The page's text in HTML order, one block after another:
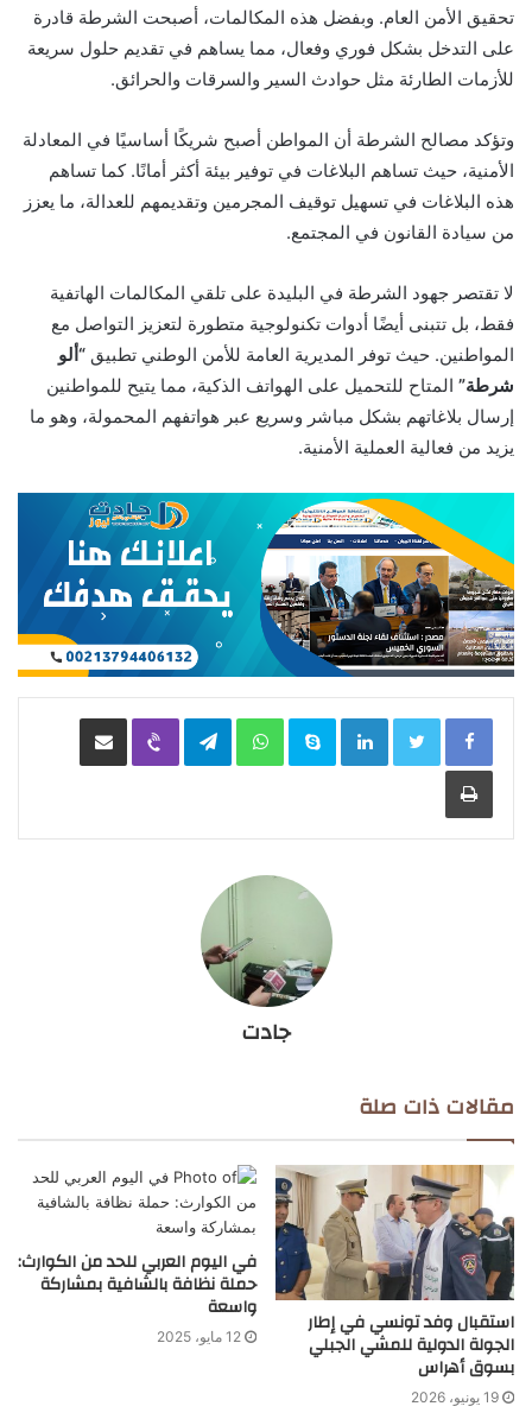
تحقيق الأمن العام. وبفضل هذه المكالمات، أصبحت الشرطة قادرة
على التدخل بشكل فوري وفعال، مما يساهم في تقديم حلول سريعة
للأزمات الطارئة مثل حوادث السير والسرقات والحرائق.
وتؤكد مصالح الشرطة أن المواطن أصبح شريكًا أساسيًا في المعادلة
الأمنية، حيث تساهم البلاغات في توفير بيئة أكثر أمانًا. كما تساهم
هذه البلاغات في تسهيل توقيف المجرمين وتقديمهم للعدالة، ما يعزز
من سيادة القانون في المجتمع.
لا تقتصر جهود الشرطة في البليدة على تلقي المكالمات الهاتفية
فقط، بل تتبنى أيضًا أدوات تكنولوجية متطورة لتعزيز التواصل مع
المواطنين. حيث توفر المديرية العامة للأمن الوطني تطبيق “ألو
شرطة” المتاح للتحميل على الهواتف الذكية، مما يتيح للمواطنين
إرسال بلاغاتهم بشكل مباشر وسريع عبر هواتفهم المحمولة، وهو ما
يزيد من فعالية العملية الأمنية.
LinkedIn
Skype
WhatsApp
Telegram
Viber مشاركة عبر البريد
طباعة
جادت
مقالات ذات صلة
استقبال وفد تونسي في إطار
الجولة الدولية للمشي الجبلي
بسوق أهراس
19 يونيو، 2026
في اليوم العربي للحد من الكوارث:
حملة نظافة بالشافية بمشاركة
واسعة
12 مايو، 2025